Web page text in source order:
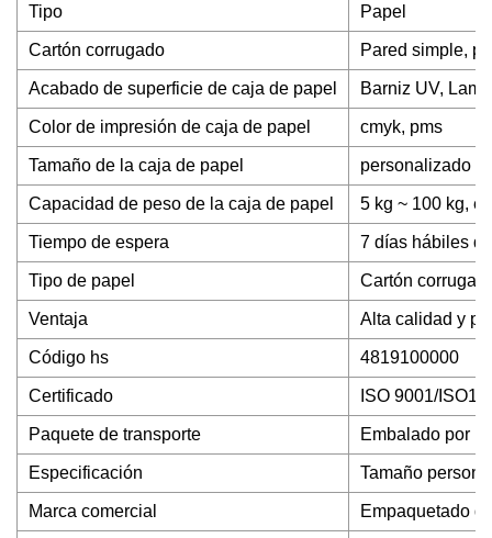
Tipo Papel
Cartón corrugado Pared simple,
Acabado de superficie de caja de papel Barniz UV,
Color de impresión de caja de papel cmyk, pms
Tamaño de la caja de papel personalizado
Capacidad de peso de la caja de papel 5 kg ~ 100 kg,
Tiempo de espera 7 días hábiles
Tipo de papel Cartón
Ventaja Alta calidad y
Código hs 4819100000
Certificado ISO 9001/
Paquete de transporte Embalado por
Especificación Tamaño
Marca comercial Empaquetado